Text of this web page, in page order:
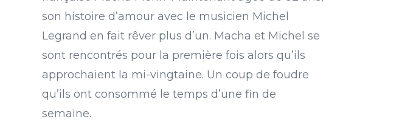
son histoire d’amour avec le musicien Michel
Legrand en fait rêver plus d’un. Macha et Michel se
sont rencontrés pour la première fois alors qu’ils
approchaient la mi-vingtaine. Un coup de foudre
qu’ils ont consommé le temps d’une fin de
semaine.